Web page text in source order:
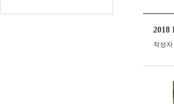
2018
작성자